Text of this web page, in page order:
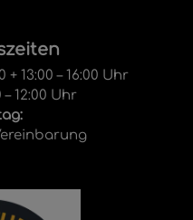
+ 13:00 – 16:00 Uhr
12:00 Uhr